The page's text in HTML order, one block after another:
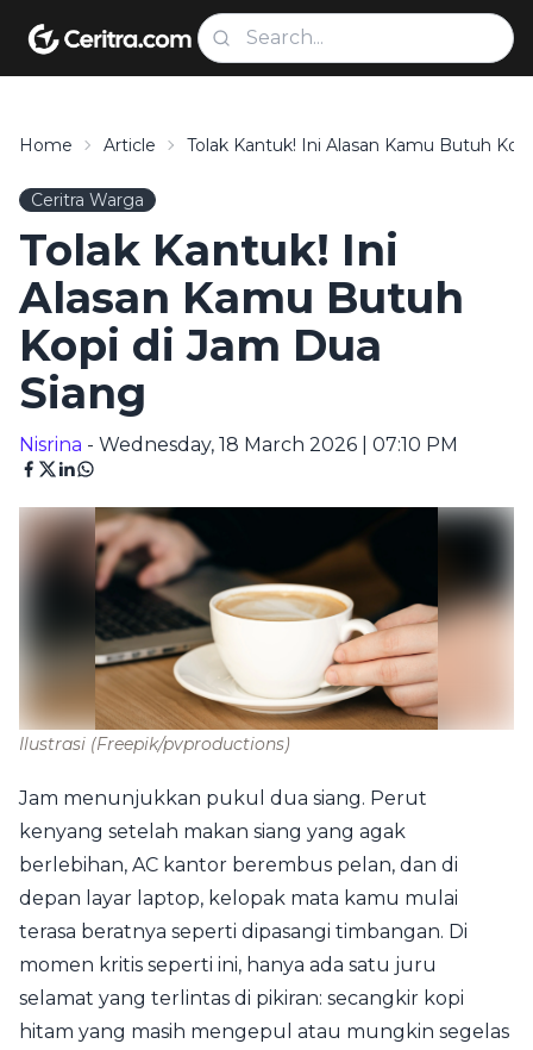
Home Article Tolak Kantuk! Ini Alasan Kamu Butuh
Ceritra Warga
Tolak Kantuk! Ini
Alasan Kamu Butuh
Kopi di Jam Dua
Siang
Nisrina - Wednesday, 18 March 2026 | 07:10 PM
Ilustrasi (Freepik/pvproductions)
Jam menunjukkan pukul dua siang. Perut
kenyang setelah makan siang yang agak
berlebihan, AC kantor berembus pelan, dan di
depan layar laptop, kelopak mata kamu mulai
terasa beratnya seperti dipasangi timbangan. Di
momen kritis seperti ini, hanya ada satu juru
selamat yang terlintas di pikiran: secangkir kopi
hitam yang masih mengepul atau mungkin segelas